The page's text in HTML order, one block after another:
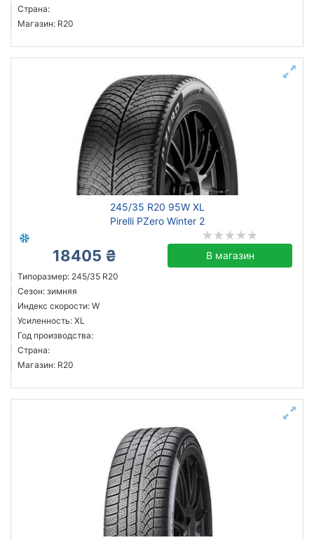
Страна:
Магазин: R20
245/35 R20 95W XL
Pirelli PZero Winter 2
18405 ₴ В магазин
Типоразмер: 245/35 R20
Сезон: зимняя
Индекс скорости: W
Усиленность: XL
Год производства:
Страна:
Магазин: R20